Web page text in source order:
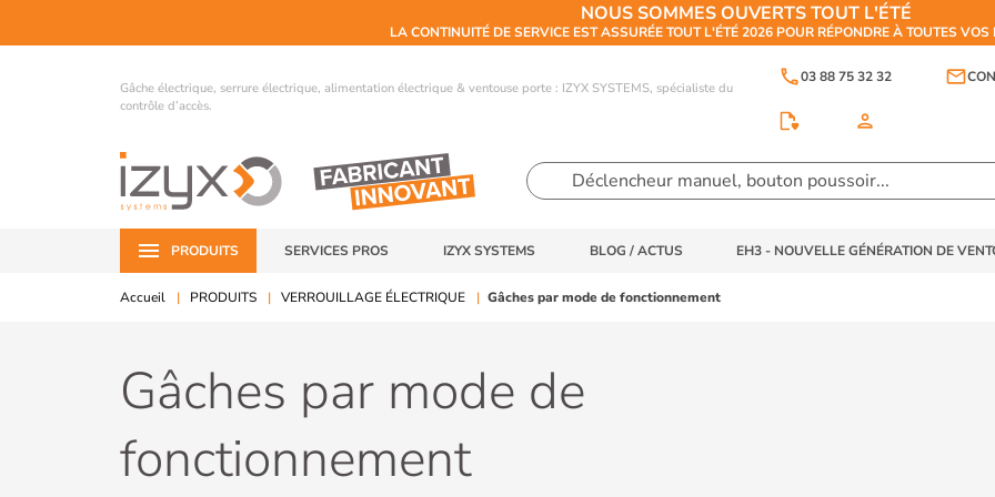
NOUS SOMMES OUVERTS TOUT L'ÉTÉ
LA CONTINUITÉ DE SERVICE EST ASSURÉE TOUT L'ÉTÉ 2026 POUR RÉPONDRE À TOUTES
Gâche électrique, serrure électrique, alimentation électrique & ventouse porte : IZYX SYSTEMS, spécialiste du
contrôle d’accès.
phone03 88 75 32 32 email
person
PRODUITS SERVICES PROS IZYX SYSTEMS BLOG / ACTUS EH3 - NOUVELLE GÉNÉRATION DE
Accueil PRODUITS VERROUILLAGE ÉLECTRIQUE Gâches par mode de fonctionnement
Gâches par mode de
fonctionnement